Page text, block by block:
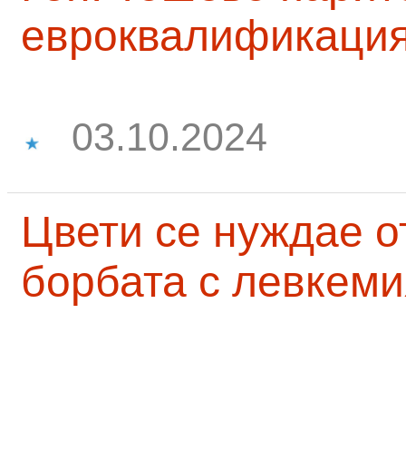
03.10.2024
Цвети се нуждае
борбата с